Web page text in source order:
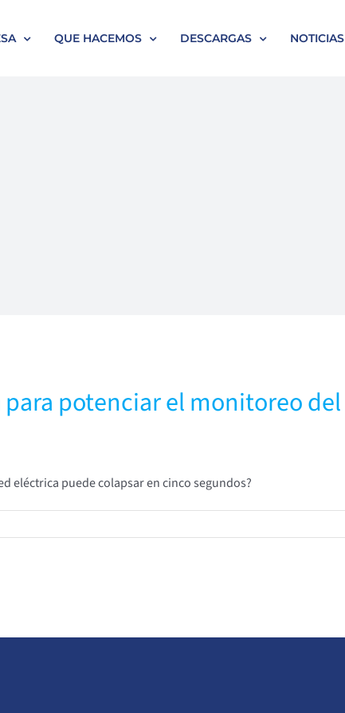
QUE HACEMOS DESCARGAS NOTICIAS
para potenciar el monitoreo del
eléctrica puede colapsar en cinco segundos?